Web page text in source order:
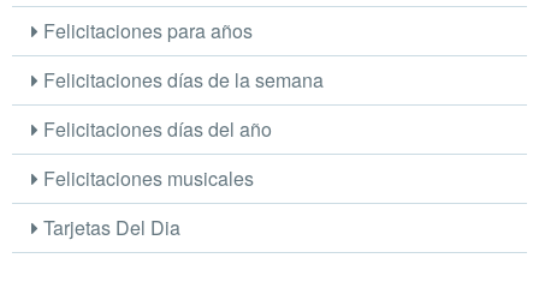
Felicitaciones para años
Felicitaciones días de la semana
Felicitaciones días del año
Felicitaciones musicales
Tarjetas Del Dia